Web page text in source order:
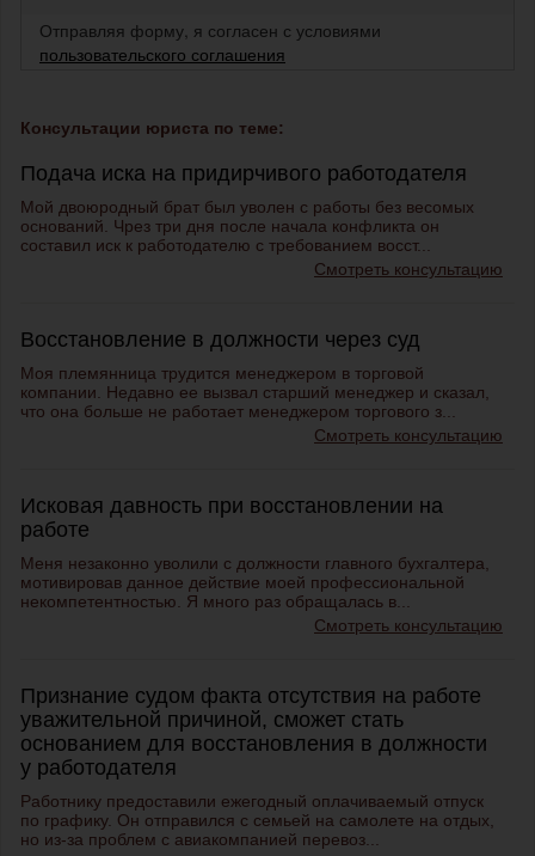
Отправляя форму, я согласен с условиями
пользовательского соглашения
Консультации юриста по теме:
Подача иска на придирчивого работодателя
Мой двоюродный брат был уволен с работы без весомых
оснований. Чрез три дня после начала конфликта он
составил иск к работодателю с требованием восст...
Смотреть консультацию
Восстановление в должности через суд
Моя племянница трудится менеджером в торговой
компании. Недавно ее вызвал старший менеджер и сказал,
что она больше не работает менеджером торгового з...
Смотреть консультацию
Исковая давность при восстановлении на
работе
Меня незаконно уволили с должности главного бухгалтера,
мотивировав данное действие моей профессиональной
некомпетентностью. Я много раз обращалась в...
Смотреть консультацию
Признание судом факта отсутствия на работе
уважительной причиной, сможет стать
основанием для восстановления в должности
у работодателя
Работнику предоставили ежегодный оплачиваемый отпуск
по графику. Он отправился с семьей на самолете на отдых,
но из-за проблем с авиакомпанией перевоз...